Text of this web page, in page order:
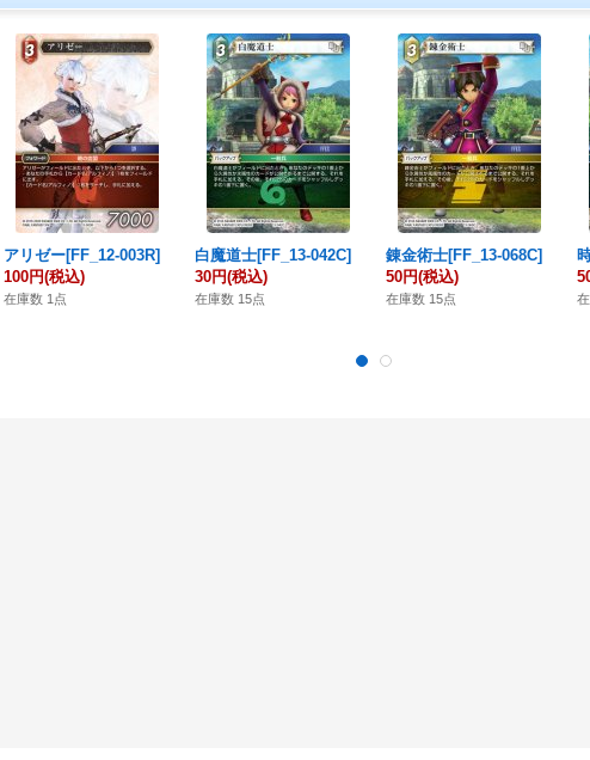
アリゼー[FF_12-003R]
100円(税込)
在庫数 1点
白魔道士[FF_13-042C]
30円(税込)
在庫数 15点
錬金術士[FF_13-068C]
50円(税込)
在庫数 15点